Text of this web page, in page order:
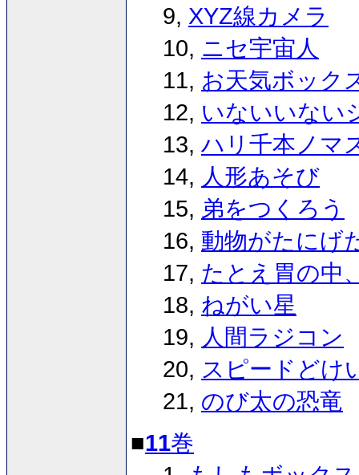
9, XYZ線カメラ
10, ニセ宇宙人
11, お天気ボック
12, いないいない
13, ハリ千本ノマ
14, 人形あそび
15, 弟をつくろう
16, 動物がたにげ
17, たとえ胃の中
18, ねがい星
19, 人間ラジコン
20, スピードどけ
21, のび太の恐竜
■11巻